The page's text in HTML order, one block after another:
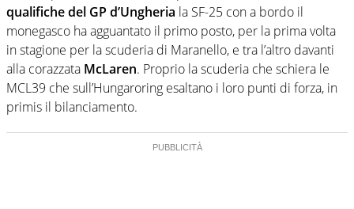
qualifiche del GP d’Ungheria la SF-25 con a bordo il
monegasco ha agguantato il primo posto, per la prima volta
in stagione per la scuderia di Maranello, e tra l’altro davanti
alla corazzata McLaren. Proprio la scuderia che schiera le
MCL39 che sull’Hungaroring esaltano i loro punti di forza, in
primis il bilanciamento.